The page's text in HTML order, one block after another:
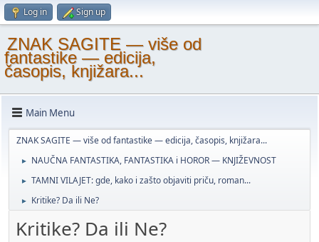
Log in Sign up
ZNAK SAGITE — više od
fantastike — edicija,
časopis, knjižara...
Main Menu
ZNAK SAGITE — više od fantastike — edicija, časopis, knjižara...
► NAUČNA FANTASTIKA, FANTASTIKA i HOROR — KNJIŽEVNOST
► TAMNI VILAJET: gde, kako i zašto objaviti priču, roman...
► Kritike? Da ili Ne?
Kritike? Da ili Ne?